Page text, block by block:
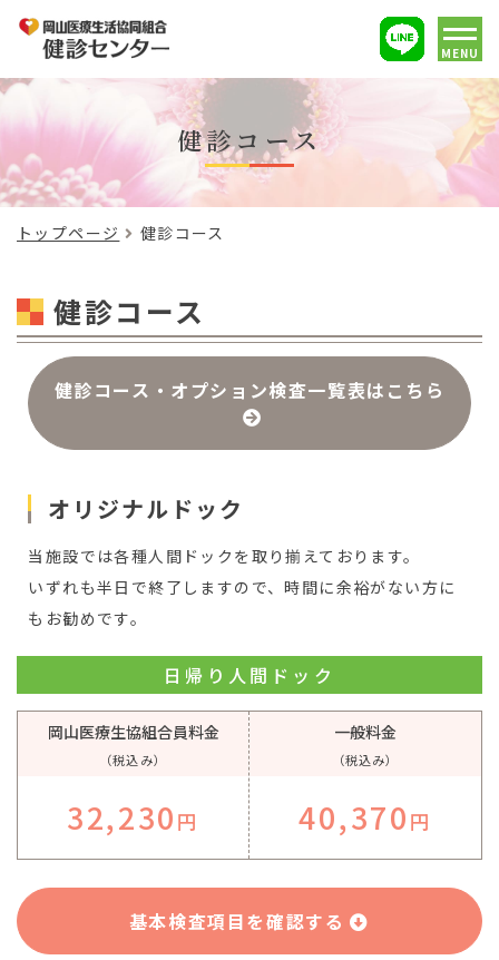
MENU
健診コース
トップページ 健診コース
健診コース
健診コース・オプション検査一覧表はこちら
オリジナルドック
当施設では各種人間ドックを取り揃えております。
いずれも半日で終了しますので、時間に余裕がない方に
もお勧めです。
日帰り人間ドック
岡山医療生協組合員料金
（税込み）
32,230円
一般料金
（税込み）
40,370円
基本検査項目を確認する